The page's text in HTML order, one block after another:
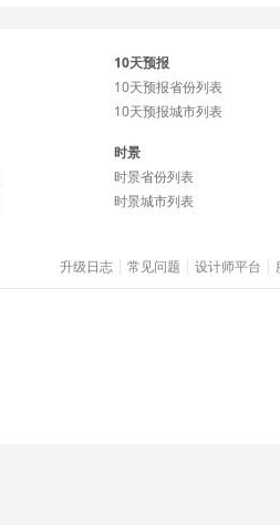
10天预报
10天预报省份列表
10天预报城市列表
时景
时景省份列表
时景城市列表
升级日志 常见问题 设计师平台